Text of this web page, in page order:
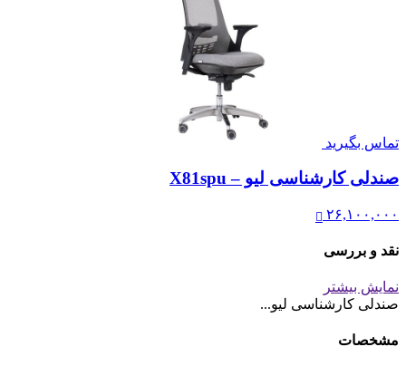
تماس بگیرید
صندلی کارشناسی لیو – X81spu
۲۶,۱۰۰,۰۰۰
نقد و بررسی
نمایش بیشتر
صندلی کارشناسی لیو...
مشخصات